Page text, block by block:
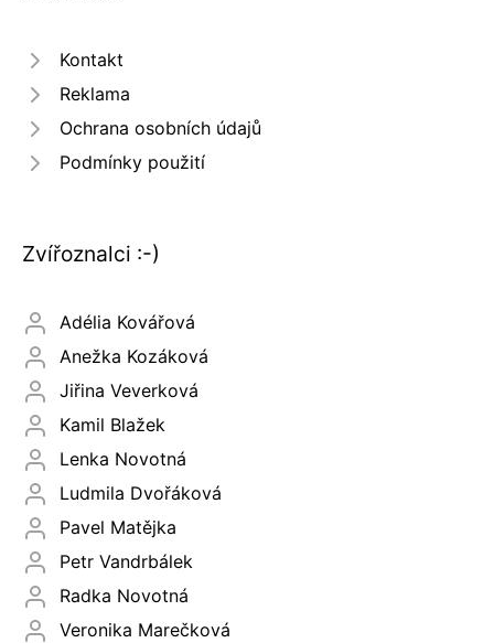
Kontakt
Reklama
Ochrana osobních údajů
Podmínky použití
Zvířoznalci :-)
Adélia Kovářová
Anežka Kozáková
Jiřina Veverková
Kamil Blažek
Lenka Novotná
Ludmila Dvořáková
Pavel Matějka
Petr Vandrbálek
Radka Novotná
Veronika Marečková